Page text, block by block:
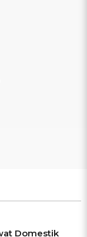
Domestik